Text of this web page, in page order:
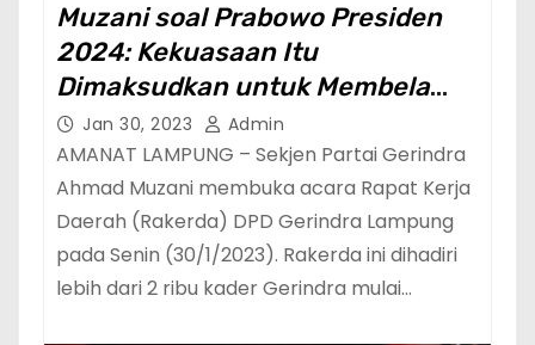
Muzani soal Prabowo Presiden
2024: Kekuasaan Itu
Dimaksudkan untuk Membela
Rakyat Kecil dan Terpinggirkan
Jan 30, 2023 Admin
AMANAT LAMPUNG – Sekjen Partai Gerindra
Ahmad Muzani membuka acara Rapat Kerja
Daerah (Rakerda) DPD Gerindra Lampung
pada Senin (30/1/2023). Rakerda ini dihadiri
lebih dari 2 ribu kader Gerindra mulai…